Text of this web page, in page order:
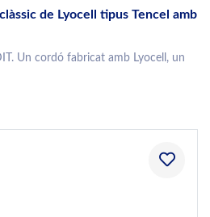
de Lyocell tipus Tencel amb
Un cordó fabricat amb Lyocell, un